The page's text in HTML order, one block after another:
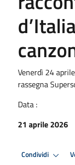
Venerdì 24
rassegna
Data :
21 aprile 2026
Condividi